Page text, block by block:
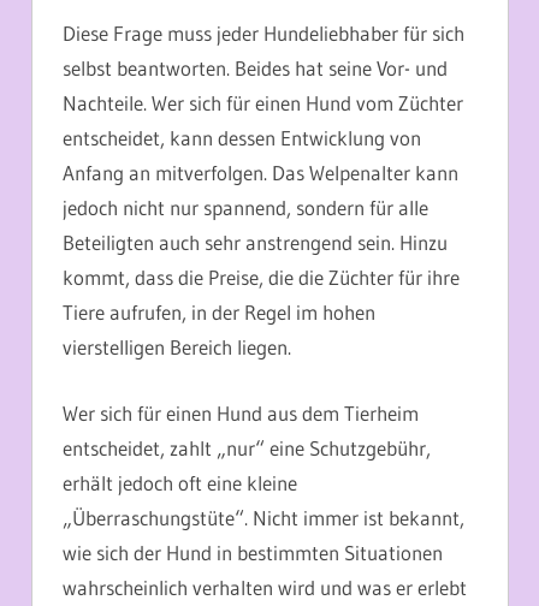
Diese Frage muss jeder Hundeliebhaber für sich
selbst beantworten. Beides hat seine Vor- und
Nachteile. Wer sich für einen Hund vom Züchter
entscheidet, kann dessen Entwicklung von
Anfang an mitverfolgen. Das Welpenalter kann
jedoch nicht nur spannend, sondern für alle
Beteiligten auch sehr anstrengend sein. Hinzu
kommt, dass die Preise, die die Züchter für ihre
Tiere aufrufen, in der Regel im hohen
vierstelligen Bereich liegen.
Wer sich für einen Hund aus dem Tierheim
entscheidet, zahlt „nur“ eine Schutzgebühr,
erhält jedoch oft eine kleine
„Überraschungstüte“. Nicht immer ist bekannt,
wie sich der Hund in bestimmten Situationen
wahrscheinlich verhalten wird und was er erlebt